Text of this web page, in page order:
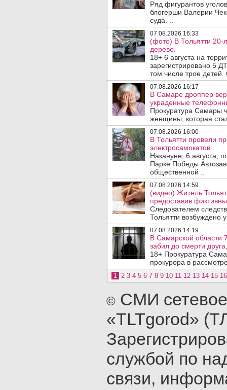
Ряд фигурантов
блогерши Валерии
суда. ..
07.08.2026 16:33
(фото) В Тольятти 20-
дерево.
18+ 6 августа на
зарегистрировано 5
том числе трое
07.08.2026 16:17
В Самаре дроппер
украденные
Прокуратура Самары
женщины, которая
07.08.2026 16:00
В Тольятти провели
электросамокатов .
Накануне, 6 августа,
Парке Победы
общественной ..
07.08.2026 14:59
(видео) Житель
предоставив
Следователем
Тольятти возбуждено
07.08.2026 14:19
В Самарской области
забил до смерти
18+ Прокуратура
прокурора в
1 2 3 4 5 6 7 8 9 10 11 12 13 14 15 16
© СМИ
«TLTgorod»
службой по
связи,